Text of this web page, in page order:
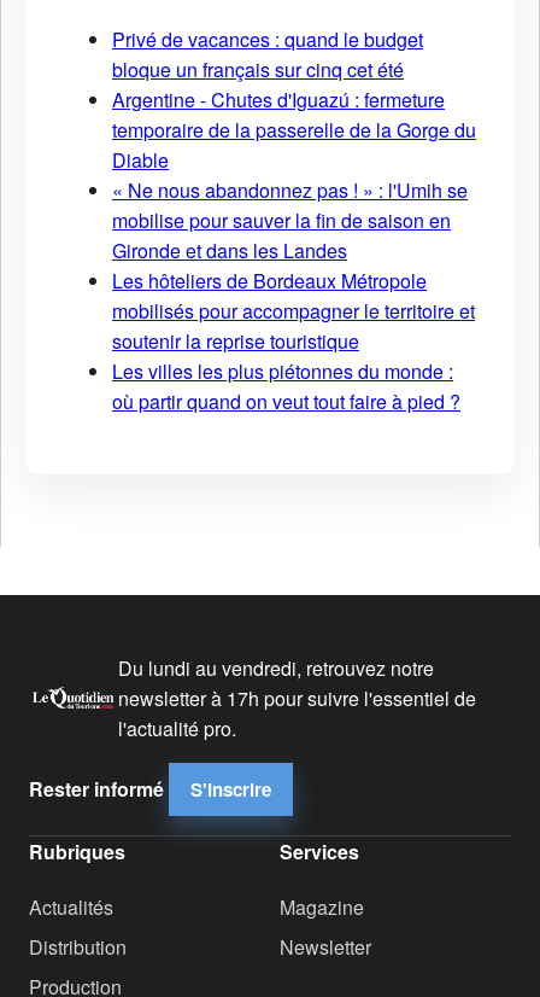
Privé de vacances : quand le budget
bloque un français sur cinq cet été
Argentine - Chutes d'Iguazú : fermeture
temporaire de la passerelle de la Gorge du
Diable
« Ne nous abandonnez pas ! » : l'Umih se
mobilise pour sauver la fin de saison en
Gironde et dans les Landes
Les hôteliers de Bordeaux Métropole
mobilisés pour accompagner le territoire et
soutenir la reprise touristique
Les villes les plus piétonnes du monde :
où partir quand on veut tout faire à pied ?
Du lundi au vendredi, retrouvez notre
newsletter à 17h pour suivre l'essentiel de
l'actualité pro.
Rester informé S'inscrire
Rubriques
Actualités
Distribution
Production
Services
Magazine
Newsletter